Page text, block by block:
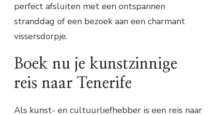
perfect afsluiten met een ontspannen
stranddag of een bezoek aan een charmant
vissersdorpje.
Boek nu je kunstzinnige
reis naar Tenerife
Als kunst- en cultuurliefhebber is een reis naar